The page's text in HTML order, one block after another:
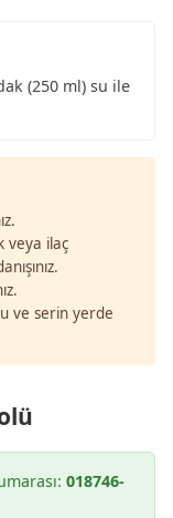
(250 ml) su ile
veya ilaç
ve serin yerde
018746-